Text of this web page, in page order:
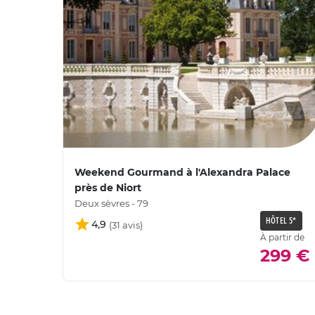
Weekend Gourmand à l'Alexandra Palace
près de Niort
Deux sèvres - 79
4,9 HÔTEL 5*
À partir de
299 €